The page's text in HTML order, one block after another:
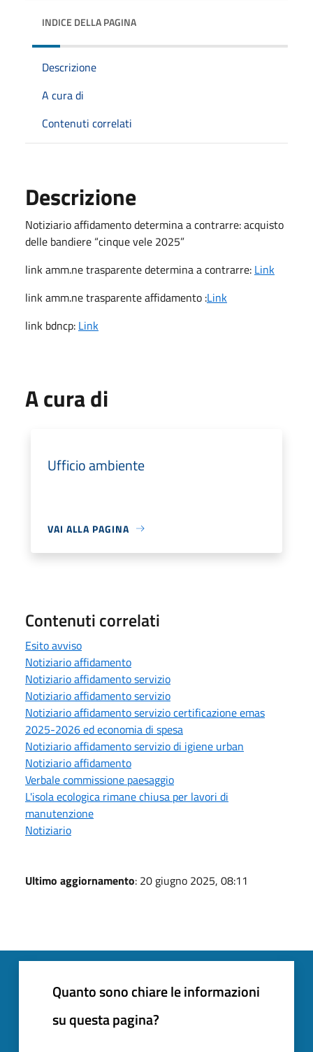
INDICE DELLA PAGINA
Descrizione
A cura di
Contenuti correlati
Descrizione
Notiziario affidamento determina a contrarre: acquisto
delle bandiere “cinque vele 2025”
link amm.ne trasparente determina a contrarre: Link
link amm.ne trasparente affidamento :Link
link bdncp: Link
A cura di
Ufficio ambiente
VAI ALLA PAGINA
Contenuti correlati
Esito avviso
Notiziario affidamento
Notiziario affidamento servizio
Notiziario affidamento servizio
Notiziario affidamento servizio certificazione emas
2025-2026 ed economia di spesa
Notiziario affidamento servizio di igiene urban
Notiziario affidamento
Verbale commissione paesaggio
L'isola ecologica rimane chiusa per lavori di
manutenzione
Notiziario
Ultimo aggiornamento: 20 giugno 2025, 08:11
Quanto sono chiare le informazioni
su questa pagina?